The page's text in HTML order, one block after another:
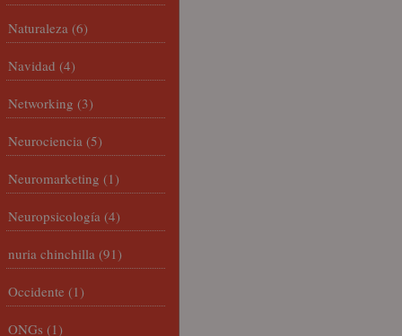
Naturaleza (6)
Navidad (4)
Networking (3)
Neurociencia (5)
Neuromarketing (1)
Neuropsicología (4)
nuria chinchilla (91)
Occidente (1)
ONGs (1)